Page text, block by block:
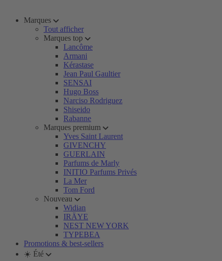
Marques
Tout afficher
Marques top
Lancôme
Armani
Kérastase
Jean Paul Gaultier
SENSAI
Hugo Boss
Narciso Rodriguez
Shiseido
Rabanne
Marques premium
Yves Saint Laurent
GIVENCHY
GUERLAIN
Parfums de Marly
INITIO Parfums Privés
La Mer
Tom Ford
Nouveau
Widian
IRÄYE
NEST NEW YORK
TYPEBEA
Promotions & best-sellers
☀️ Été